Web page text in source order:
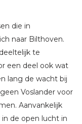
die in
naar Bilthoven.
te
een deel ook wat
lang de wacht bij
Voslander voor
Aanvankelijk
in de open lucht in